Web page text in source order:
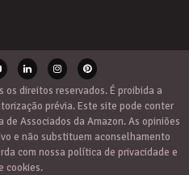
direitos reservados. É proibida a
prévia. Este site pode conter
Associados da Amazon. As opiniões
e não substituem aconselhamento
com nossa política de privacidade e
cookies.